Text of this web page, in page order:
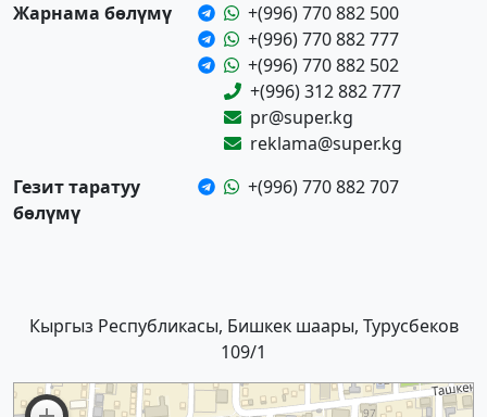
Жарнама бөлүмү
+(996) 770 882 500
+(996) 770 882 777
+(996) 770 882 502
+(996) 312 882 777
pr@super.kg
reklama@super.kg
Гезит таратуу
бөлүмү
+(996) 770 882 707
Кыргыз Республикасы, Бишкек шаары, Турусбеков
109/1